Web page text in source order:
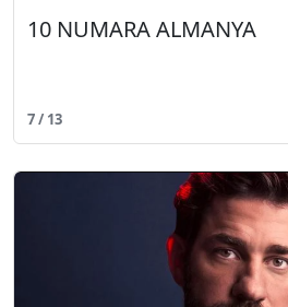
10 NUMARA ALMANYA
7 / 13